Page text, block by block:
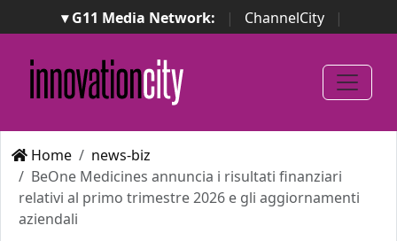
▾ G11 Media Network: | ChannelCity
|
ImpresaCity | SecurityOpenLab | Italian Channel
Awards
Italian Project Awards
Italian Security
Awards
Home
news-biz
BeOne Medicines annuncia i risultati finanziari
relativi al primo trimestre 2026 e gli aggiornamenti
aziendali